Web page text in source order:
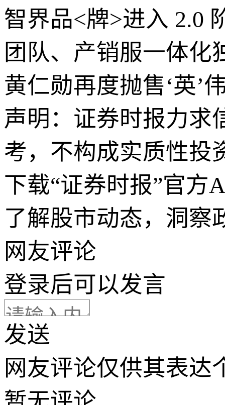
智界品<牌>进入 2.0
团队、产销服一体化
黄仁勋再度抛售‘英’
声明：证券时报力求
考，不构成实质性投
下载“证券时报”官方
了解股市动态，洞察
网友评论
登录后可以发言
发送
网友评论仅供其表达